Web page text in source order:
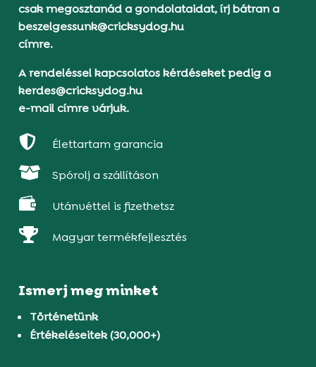
csak megosztanád a gondolataidat, írj bátran a
beszelgessunk@cricksydog.hu
címre.
A rendeléssel kapcsolatos kérdéseket pedig a
kerdes@cricksydog.hu
e-mail címre várjuk.
 Élettartam garancia
 Spórolj a szállításon
 Utánvéttel is fizethetsz
 Magyar termékfejlesztés
Ismerj meg minket
Történetünk
Értékeléseitek (30,000+)